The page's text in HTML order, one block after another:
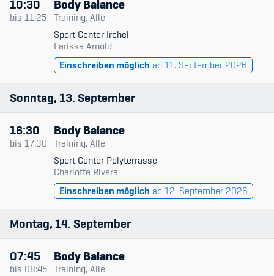
10:30
bis 11:25
Body Balance
Training, Alle
Sport Center Irchel
Larissa Arnold
Einschreiben möglich ab 11. September 2026
Sonntag 13 September
16:30
bis 17:30
Body Balance
Training, Alle
Sport Center Polyterrasse
Charlotte Rivera
Einschreiben möglich ab 12. September 2026
Montag 14 September
07:45
bis 08:45
Body Balance
Training, Alle